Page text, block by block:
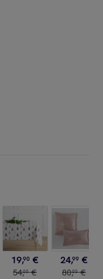
19,90 €
54,00 €
24,99 €
80,00 €